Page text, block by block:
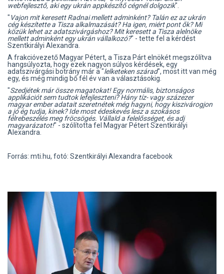
webfejlesztő, aki egy ukrán appkészítő cégnél dolgozik".
"Vajon mit keresett Radnai mellett adminként? Talán ez az ukrán
cég készítette a Tisza alkalmazását? Ha igen, miért pont ők? Mi
közük lehet az adatszivárgáshoz? Mit keresett a Tisza alelnöke
mellett adminként egy ukrán vállalkozó?" - tette fel a kérdést
Szentkirályi Alexandra.
A frakcióvezető Magyar Pétert, a Tisza Párt elnökét megszólítva
hangsúlyozta, hogy ezek nagyon súlyos kérdések, egy
adatszivárgási botrány már a "lelketeken szárad", most itt van még
egy, és még mindig bő fél év van a választásokig.
"Szedjétek már össze magatokat! Egy normális, biztonságos
applikációt sem tudtok lefejleszteni? Hány tíz- vagy százezer
magyar ember adatait szeretnétek még hagyni, hogy kiszivárogjon
a jó ég tudja, kinek? Ide most édeskevés lesz a szokásos
félrebeszélés meg fröcsögés. Vállald a felelősséget, és adj
magyarázatot!" - szólította fel Magyar Pétert Szentkirályi
Alexandra.
Forrás: mti.hu, fotó: Szentkirályi Alexandra facebook